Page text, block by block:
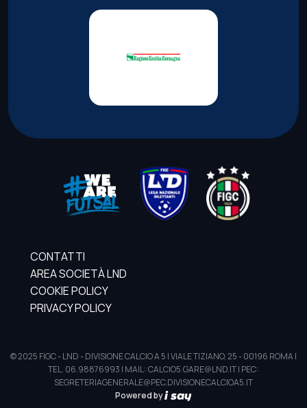
CONTATTI
AREA SOCIETÀ LND
COOKIE POLICY
PRIVACY POLICY
© 2025 FIGC - LND - DIVISIONE CALCIO A 5 | VIALE TIZIANO, 25 - 00196 ROMA |
TEL. 06.98876993 | MAIL: CALCIO5.GARE@LND.IT | PEC:
SEGRETERIAGENERALE@PEC.DIVISIONECALCIOA5.IT
Powered by